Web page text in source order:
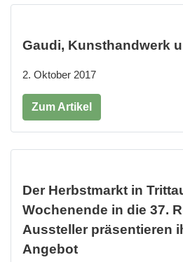
Gaudi, Kunsthandwerk
2. Oktober 2017
Zum Artikel
Der Herbstmarkt in
Wochenende in die 37.
Aussteller präsentieren
Angebot